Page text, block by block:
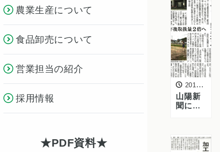
農業生産について
食品卸売について
営業担当の紹介
採用情報
PDF資料
2017年1月31日
山陽新
聞に掲
務用野